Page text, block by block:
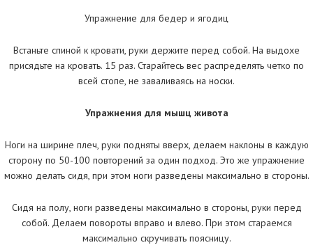
Упражнение для бедер и ягодиц
Встаньте спиной к кровати, руки держите перед собой. На выдохе
присядьте на кровать. 15 раз. Старайтесь вес распределять четко по
всей стопе, не заваливаясь на носки.
Упражнения для мышц живота
Ноги на ширине плеч, руки подняты вверх, делаем наклоны в каждую
сторону по 50-100 повторений за один подход. Это же упражнение
можно делать сидя, при этом ноги разведены максимально в стороны.
Сидя на полу, ноги разведены максимально в стороны, руки перед
собой. Делаем повороты вправо и влево. При этом стараемся
максимально скручивать поясницу.